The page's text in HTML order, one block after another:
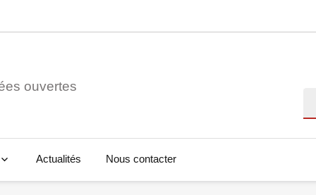
ouvertes
Actualités Nous contacter